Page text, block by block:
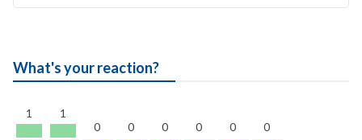
What's your reaction?
1
1
0
0 0 0 0 0